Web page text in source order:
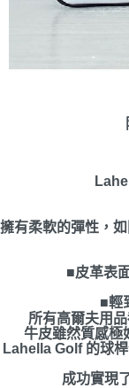
擁有柔軟的彈性，
■皮革表
■輕
所有高爾夫用
牛皮雖然質感極
Lahella Golf 的球
成功實現